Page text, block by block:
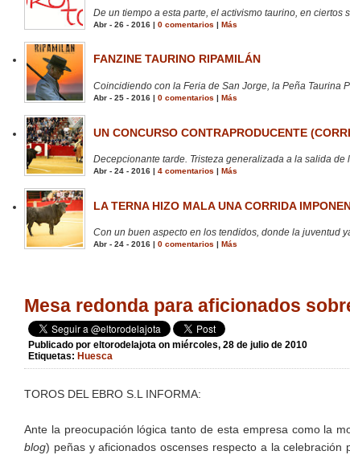
De un tiempo a esta parte, el activismo taurino, en ciertos
Abr - 26 - 2016 | 0 comentarios | Más
FANZINE TAURINO RIPAMILÁN
Coincidiendo con la Feria de San Jorge, la Peña Taurina
Abr - 25 - 2016 | 0 comentarios | Más
UN CONCURSO CONTRAPRODUCENTE
Decepcionante tarde. Tristeza generalizada a la salida de
Abr - 24 - 2016 | 4 comentarios | Más
LA TERNA HIZO MALA UNA CORRIDA
Con un buen aspecto en los tendidos, donde la juventud
Abr - 24 - 2016 | 0 comentarios Más
Mesa redonda para aficionados
Publicado por eltorodelajota on miércoles, 28 de julio de 2010
Etiquetas: Huesca
TOROS DEL EBRO S.L INFORMA:
Ante la preocupación lógica tanto de esta empresa como la
blog) peñas y aficionados oscenses respecto a la